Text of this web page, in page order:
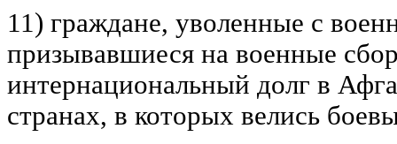
11) граждане, уволенные с
призывавшиеся на военные
интернациональный долг в
странах, в которых велись